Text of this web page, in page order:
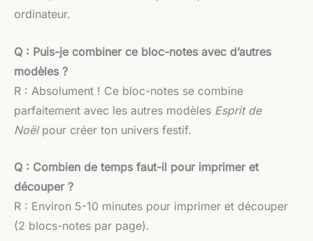
ordinateur.
Q : Puis-je combiner ce bloc-notes avec d’autres
modèles ?
R : Absolument ! Ce bloc-notes se combine
parfaitement avec les autres modèles Esprit de
Noëlpour créer ton univers festif.
Q : Combien de temps faut-il pour imprimer et
découper ?
R : Environ 5-10 minutes pour imprimer et découper
(2 blocs-notes par page).